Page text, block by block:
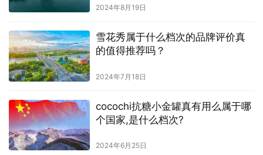
2024年8月19日
雪花秀属于什么档次的品牌评价真
的值得推荐吗？
2024年7月18日
cocochi抗糖小金罐真有用么属于哪
个国家,是什么档次?
2024年6月25日